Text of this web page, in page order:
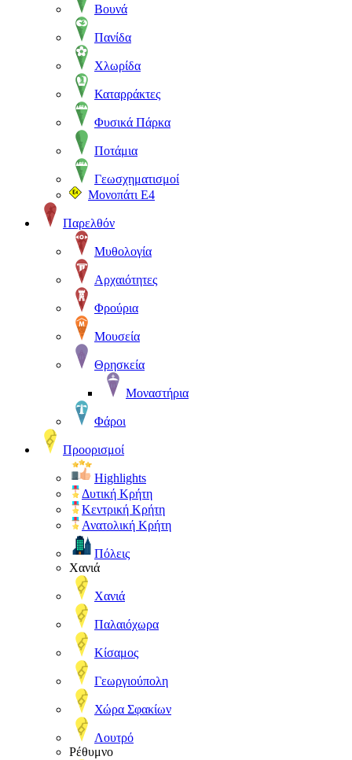
Βουνά
Πανίδα
Χλωρίδα
Καταρράκτες
Φυσικά Πάρκα
Ποτάμια
Γεωσχηματισμοί
Μονοπάτι Ε4
Παρελθόν
Μυθολογία
Αρχαιότητες
Φρούρια
Μουσεία
Θρησκεία
Μοναστήρια
Φάροι
Προορισμοί
Highlights
Δυτική Κρήτη
Κεντρική Κρήτη
Ανατολική Κρήτη
Πόλεις
Χανιά
Χανιά
Παλαιόχωρα
Κίσαμος
Γεωργιούπολη
Χώρα Σφακίων
Λουτρό
Ρέθυμνο